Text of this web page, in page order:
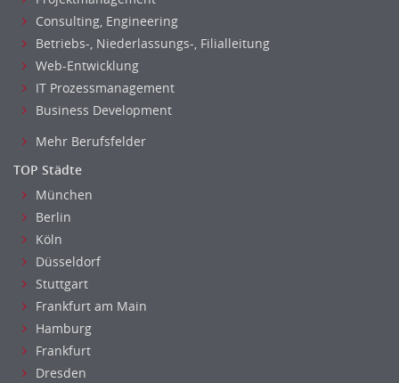
Consulting, Engineering
Betriebs-, Niederlassungs-, Filialleitung
Web-Entwicklung
IT Prozessmanagement
Business Development
Mehr Berufsfelder
TOP Städte
München
Berlin
Köln
Düsseldorf
Stuttgart
Frankfurt am Main
Hamburg
Frankfurt
Dresden